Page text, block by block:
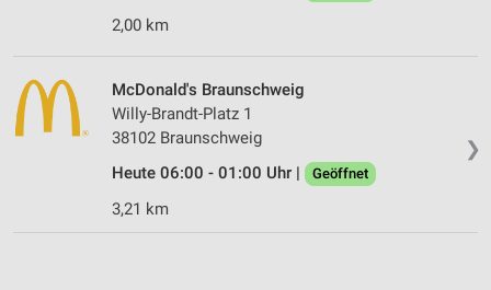
2,00 km
❯
McDonald's Braunschweig
Willy-Brandt-Platz 1
38102 Braunschweig
Heute 06:00 - 01:00 Uhr |
Geöffnet
3,21 km